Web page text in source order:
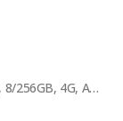
TECLAST tablet T65 Max, 13", 8/256GB, 4G, Android 15, 10000mAh, γκρι